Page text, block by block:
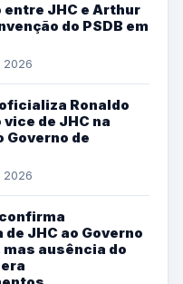
entre JHC e Arthur
do PSDB em
2026
Ronaldo
de JHC na
Governo de
2026
JHC ao Governo
ausência do